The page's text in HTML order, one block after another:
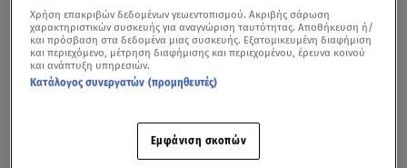
Χρήση επακριβών δεδομένων γεωεντοπισμού. Ακριβής σάρωση
χαρακτηριστικών συσκευής για αναγνώριση ταυτότητας. Αποθήκευση ή/
και πρόσβαση στα δεδομένα μιας συσκευής. Εξατομικευμένη διαφήμιση
και περιεχόμενο, μέτρηση διαφήμισης και περιεχομένου, έρευνα κοινού
και ανάπτυξη υπηρεσιών.
Κατάλογος συνεργατών (προμηθευτές)
Εμφάνιση σκοπών